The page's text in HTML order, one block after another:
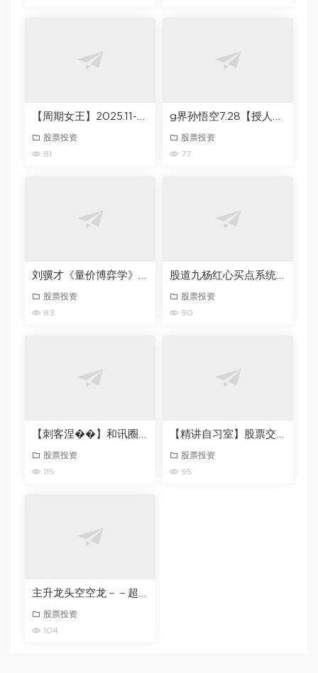
股票投资
81
股票投资
77
股票投资
83
股票投资
90
股票投资
115
股票投资
95
股票投资
104